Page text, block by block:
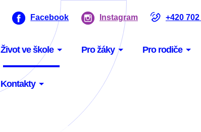
Facebook Instagram +420
Menu
navigace
Život ve škole Pro žáky Pro rodiče
Kontakty